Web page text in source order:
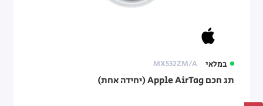
במלאי MX532ZM/A
תג חכם Apple AirTag (יחידה אחת)